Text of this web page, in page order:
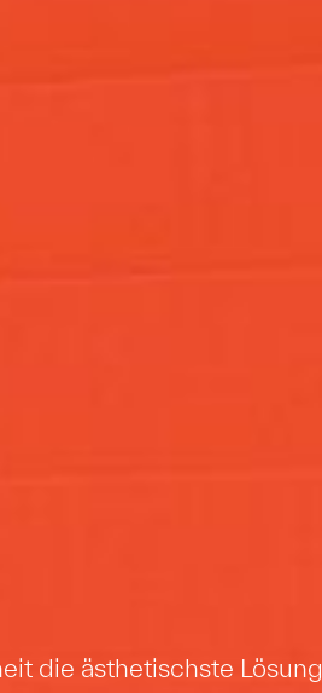
die ästhetischste Lösung